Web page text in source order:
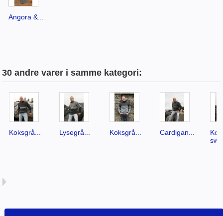
Angora &...
30 andre varer i samme kategori:
Koksgrå... Lysegrå... Koksgrå... Cardigan...